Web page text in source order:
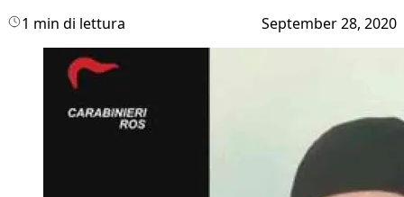
1 min di lettura September 28, 2020